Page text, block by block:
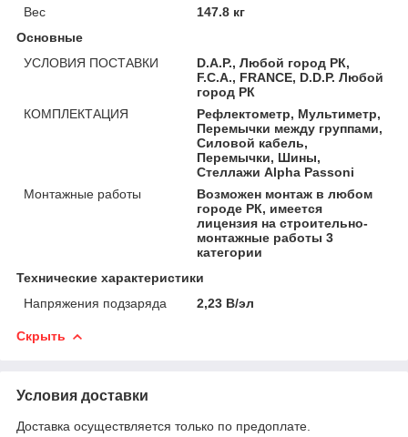
Вес
147.8 кг
Основные
УСЛОВИЯ ПОСТАВКИ
D.A.P., Любой город РК,
F.C.A., FRANCE, D.D.P. Любой
город РК
КОМПЛЕКТАЦИЯ
Рефлектометр, Мультиметр,
Перемычки между группами,
Силовой кабель,
Перемычки, Шины,
Стеллажи Alpha Passoni
Монтажные работы
Возможен монтаж в любом
городе РК, имеется
лицензия на строительно-
монтажные работы 3
категории
Технические характеристики
Напряжения подзаряда
2,23 В/эл
Скрыть
Условия доставки
Доставка осуществляется только по предоплате.